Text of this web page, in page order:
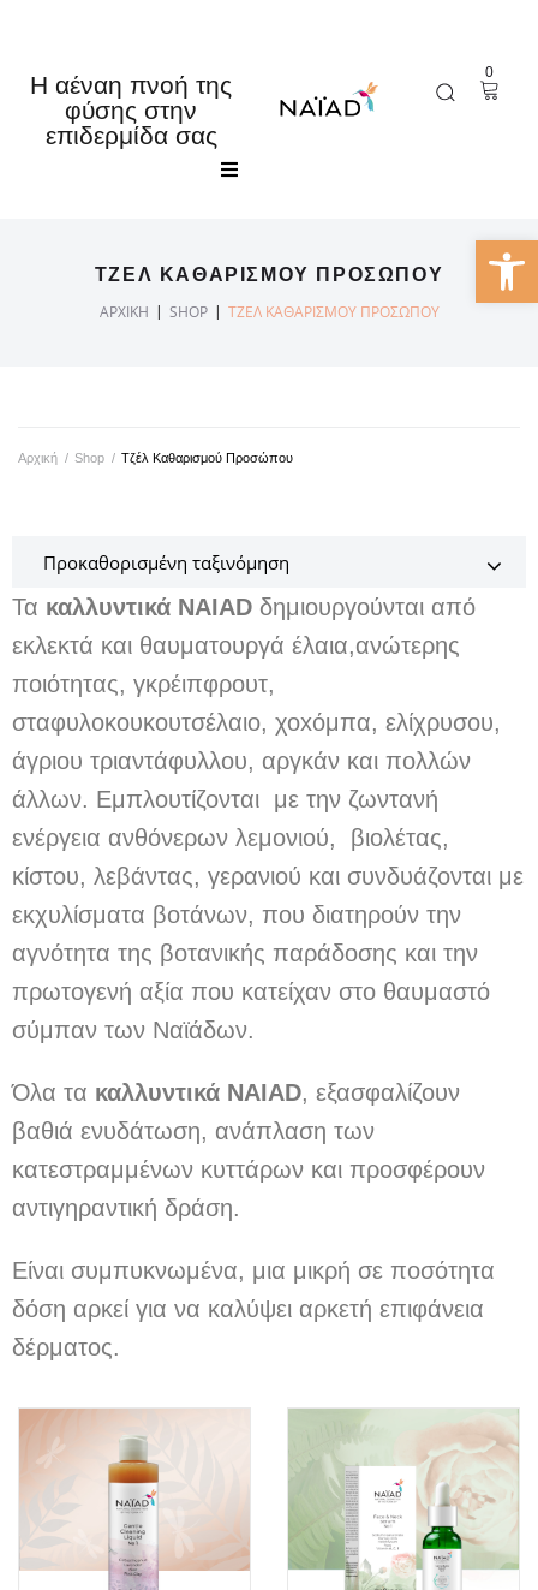
Η αέναη πνοή της
φύσης στην
επιδερμίδα σας
Κατάστημα
Τα νέα μας
0
ΤΖΈΛ KΑΘΑΡΙΣΜΟΎ ΠΡΟΣΏΠΟΥ
ΑΡΧΙΚΉ | SHOP | ΤΖΈΛ KΑΘΑΡΙΣΜΟΎ ΠΡΟΣΏΠΟΥ
Αρχική / Shop / Τζέλ Kαθαρισμού Προσώπου
Τα καλλυντικά NAIAD δημιουργούνται από
εκλεκτά και θαυματουργά έλαια,ανώτερης
ποιότητας, γκρέιπφρουτ,
σταφυλοκουκουτσέλαιο, χοxόμπα, ελίχρυσου,
άγριου τριαντάφυλλου, αργκάν και πολλών
άλλων. Εμπλουτίζονται με την ζωντανή
ενέργεια ανθόνερων λεμονιού, βιολέτας,
κίστου, λεβάντας, γερανιού και συνδυάζονται με
εκχυλίσματα βοτάνων, που διατηρούν την
αγνότητα της βοτανικής παράδοσης και την
πρωτογενή αξία που κατείχαν στο θαυμαστό
σύμπαν των Ναϊάδων.
Όλα τα καλλυντικά NAIAD, εξασφαλίζουν
βαθιά ενυδάτωση, ανάπλαση των
κατεστραμμένων κυττάρων και προσφέρουν
αντιγηραντική δράση.
Είναι συμπυκνωμένα, μια μικρή σε ποσότητα
δόση αρκεί για να καλύψει αρκετή επιφάνεια
δέρματος.